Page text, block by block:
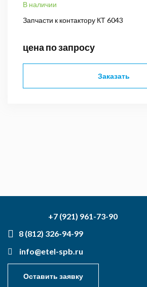
В наличии
Запчасти к контактору КТ 6043
цена по запросу
Заказать
+7 (921) 961-73-90
8 (812) 326-94-99
info@etel-spb.ru
Оставить заявку